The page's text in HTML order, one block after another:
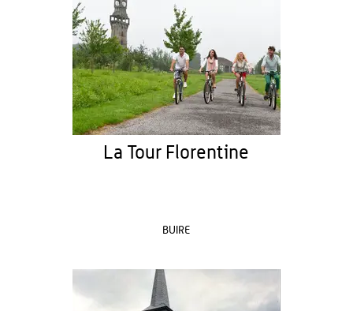
La Tour Florentine
BUIRE